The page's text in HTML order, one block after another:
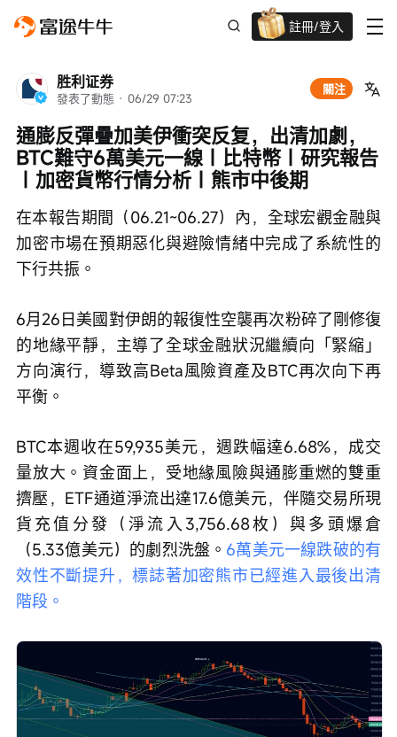
註冊/登入
高達過千蚊獎賞
胜利证券
發表了動態 · 06/29 07:23
關注
通膨反彈疊加美伊衝突反复，出清加劇，
BTC難守6萬美元一線｜比特幣｜研究報告
｜加密貨幣行情分析｜熊市中後期
在本報告期間（06.21~06.27）內，全球宏觀金融與
加密市場在預期惡化與避險情緒中完成了系統性的
下行共振。
6月26日美國對伊朗的報復性空襲再次粉碎了剛修復
的地緣平靜，主導了全球金融狀況繼續向「緊縮」
方向演行，導致高Beta風險資產及BTC再次向下再
平衡。
BTC本週收在59,935美元，週跌幅達6.68%，成交
量放大。資金面上，受地緣風險與通膨重燃的雙重
擠壓，ETF通道淨流出達17.6億美元，伴隨交易所現
貨充值分發（淨流入3,756.68枚）與多頭爆倉
（5.33億美元）的劇烈洗盤。 6萬美元一線跌破的有
效性不斷提升，標誌著加密熊市已經進入最後出清
階段。